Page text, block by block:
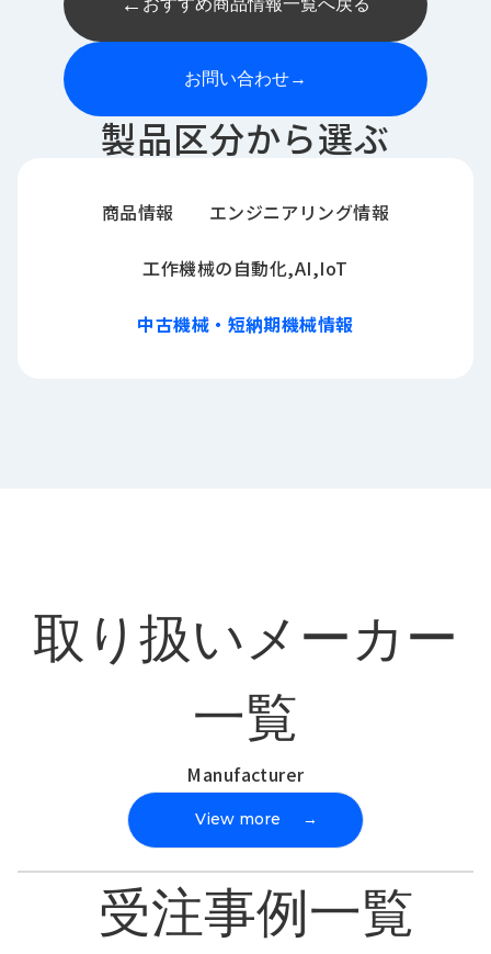
お問い合わせ→
製品区分から選ぶ
商品情報 エンジニアリング情報
工作機械の自動化,AI,IoT
中古機械・短納期機械情報
取り扱いメーカー
一覧
Manufacturer
View more →
受注事例一覧